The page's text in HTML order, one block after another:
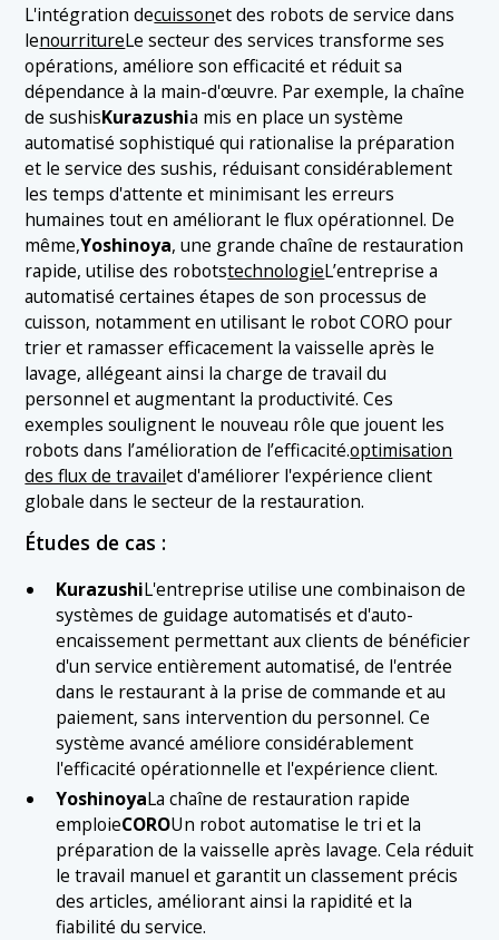
L'intégration decuissonet des robots de service dans
lenourritureLe secteur des services transforme ses
opérations, améliore son efficacité et réduit sa
dépendance à la main-d'œuvre. Par exemple, la chaîne
de sushisKurazushia mis en place un système
automatisé sophistiqué qui rationalise la préparation
et le service des sushis, réduisant considérablement
les temps d'attente et minimisant les erreurs
humaines tout en améliorant le flux opérationnel. De
même,Yoshinoya, une grande chaîne de restauration
rapide, utilise des robotstechnologieL’entreprise a
automatisé certaines étapes de son processus de
cuisson, notamment en utilisant le robot CORO pour
trier et ramasser efficacement la vaisselle après le
lavage, allégeant ainsi la charge de travail du
personnel et augmentant la productivité. Ces
exemples soulignent le nouveau rôle que jouent les
robots dans l’amélioration de l’efficacité.optimisation
des flux de travailet d'améliorer l'expérience client
globale dans le secteur de la restauration.
Études de cas :
KurazushiL'entreprise utilise une combinaison de
systèmes de guidage automatisés et d'auto-
encaissement permettant aux clients de bénéficier
d'un service entièrement automatisé, de l'entrée
dans le restaurant à la prise de commande et au
paiement, sans intervention du personnel. Ce
système avancé améliore considérablement
l'efficacité opérationnelle et l'expérience client.
YoshinoyaLa chaîne de restauration rapide
emploieCOROUn robot automatise le tri et la
préparation de la vaisselle après lavage. Cela réduit
le travail manuel et garantit un classement précis
des articles, améliorant ainsi la rapidité et la
fiabilité du service.